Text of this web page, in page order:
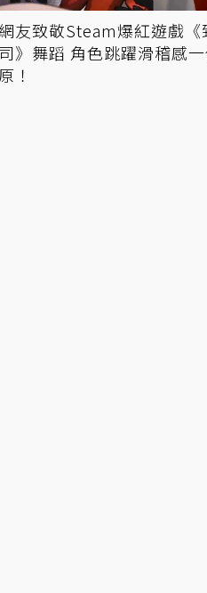
網友致敬Steam爆紅遊戲《
司》舞蹈 角色跳躍滑稽感
原！